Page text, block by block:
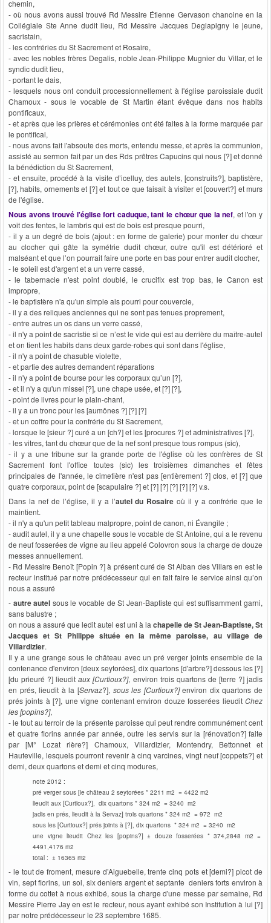
chemin,
- où nous avons aussi trouvé Rd Messire Étienne Gervason chanoine en la
Collégiale Ste Anne dudit lieu, Rd Messire Jacques Deglapigny le jeune,
sacristain,
- les confréries du St Sacrement et Rosaire,
- avec les nobles frères Degalis, noble Jean-Philippe Mugnier du Villar, et le
syndic dudit lieu,
- portant le dais,
- lesquels nous ont conduit processionnellement à l'église paroissiale dudit
Chamoux - sous le vocable de St Martin étant évêque dans nos habits
pontificaux,
- et après que les prières et cérémonies ont été faites à la forme marquée par
le pontifical,
- nous avons fait l'absoute des morts, entendu messe, et après la communion,
assisté au sermon fait par un des Rds prêtres Capucins qui nous [?] et donné
la bénédiction du St Sacrement,
- et ensuite, procédé à la visite d’icelluy, des autels, [construits?], baptistère,
[?], habits, ornements et [?] et tout ce que faisait à visiter et [couvert?] et murs
de l'église.
Nous avons trouvé l'église fort caduque, tant le chœur que la nef, et l'on y
voit des fentes, le lambris qui est de bois est presque pourri,
- il y a un degré de bois (ajout : en forme de galerie) pour monter du chœur
au clocher qui gâte la symétrie dudit chœur, outre qu'il est détérioré et
malséant et que l’on pourrait faire une porte en bas pour entrer audit clocher,
- le soleil est d'argent et a un verre cassé,
- le tabernacle n'est point doublé, le crucifix est trop bas, le Canon est
impropre,
- le baptistère n'a qu'un simple ais pourri pour couvercle,
- il y a des reliques anciennes qui ne sont pas tenues proprement,
- entre autres un os dans un verre cassé,
- il n'y a point de sacristie si ce n’est le vide qui est au derrière du maître-autel
et on tient les habits dans deux garde-robes qui sont dans l'église,
- il n'y a point de chasuble violette,
- et partie des autres demandent réparations
- il n'y a point de bourse pour les corporaux qu’un [?],
- et il n'y a qu'un missel [?], une chape usée, et [?] [?],
- point de livres pour le plain-chant,
- il y a un tronc pour les [aumônes ?] [?] [?]
- et un coffre pour la confrérie du St Sacrement,
- lorsque le [sieur ?] curé a un [ch?] et les [procures ?] et administratives [?],
- les vitres, tant du chœur que de la nef sont presque tous rompus (sic),
- il y a une tribune sur la grande porte de l'église où les confrères de St
Sacrement font l'office toutes (sic) les troisièmes dimanches et fêtes
principales de l'année, le cimetière n'est pas [entièrement ?] clos, et [?] que
quatre corporaux, point de [scapulaire ?] et [?] [?] [?] [?] [?] v.s.
Dans la nef de l’église, il y a l’autel du Rosaire où il y a confrérie que le
maintient.
- il n'y a qu'un petit tableau malpropre, point de canon, ni Évangile ;
- audit autel, il y a une chapelle sous le vocable de St Antoine, qui a le revenu
de neuf fosserées de vigne au lieu appelé Colovron sous la charge de douze
messes annuellement.
- Rd Messire Benoît [Popin ?] à présent curé de St Alban des Villars en est le
recteur institué par notre prédécesseur qui en fait faire le service ainsi qu’on
nous a assuré
- autre autel sous le vocable de St Jean-Baptiste qui est suffisamment garni,
sans balustre ;
on nous a assuré que ledit autel est uni à la chapelle de St Jean-Baptiste, St
Jacques et St Philippe située en la même paroisse, au village de
Villardizier.
Il y a une grange sous le château avec un pré verger joints ensemble de la
contenance d'environ [deux seytorées], dix quartons [d'arbre?] dessous les [?]
[du prieuré ?] lieuditaux [Curtioux?], environ trois quartons de [terre ?] jadis
en prés, lieudit à la [Servaz?], sous les [Curtioux?]environ dix quartons de
prés joints à [?], une vigne contenant environ douze fosserées lieudit Chez
les [popins?],
- le tout au terroir de la présente paroisse qui peut rendre communément cent
et quatre florins année par année, outre les servis sur la [rénovation?] faite
par [M° Lozat rière?] Chamoux, Villardizier, Montendry, Bettonnet et
Hauteville, lesquels pourront revenir à cinq varcines, vingt neuf [coppets?] et
demi, deux quartons et demi et cinq modures,
note 2012 :
pré verger sous [le château 2 seytorées * 2211 m2 = 4422 m2
lieudit aux [Curtioux?], dix quartons * 324 m2 = 3240 m2
jadis en prés, lieudit à la Servaz] trois quartons * 324 m2 = 972 m2
sous les [Curtioux?] prés joints à [?], dix quartons * 324 m2 = 3240 m2
une vigne lieudit Chez les [popins?] ± douze fosserées * 374,2848 m2 =
4491,4176 m2
total : ± 16365 m2
- le tout de froment, mesure d’Aiguebelle, trente cinq pots et [demi?] picot de
vin, sept florins, un sol, six deniers argent et septante deniers forts environ à
forme du cottet à nous exhibé, sous la charge d'une messe par semaine, Rd
Messire Pierre Jay en est le recteur, nous ayant exhibé son Institution à lui [?]
par notre prédécesseur le 23 septembre 1685.